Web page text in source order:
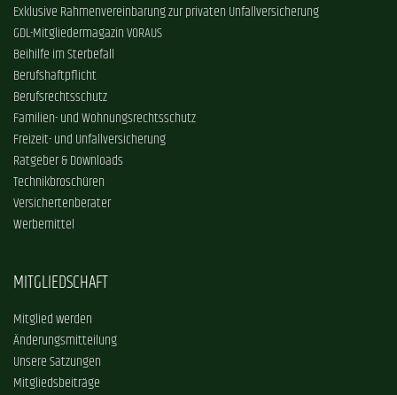
Exklusive Rahmenvereinbarung zur privaten Unfallversicherung
GDL-Mitgliedermagazin VORAUS
Beihilfe im Sterbefall
Berufshaftpflicht
Berufsrechtsschutz
Familien- und Wohnungsrechtsschutz
Freizeit- und Unfallversicherung
Ratgeber & Downloads
Technikbroschüren
Versichertenberater
Werbemittel
MITGLIEDSCHAFT
Mitglied werden
Änderungsmitteilung
Unsere Satzungen
Mitgliedsbeiträge